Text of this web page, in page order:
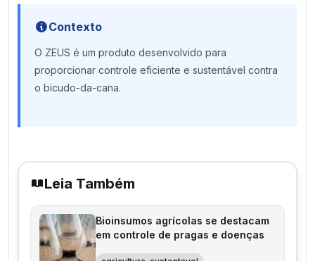
Contexto
O ZEUS é um produto desenvolvido para
proporcionar controle eficiente e sustentável contra
o bicudo-da-cana.
Leia Também
Bioinsumos agrícolas se destacam
em controle de pragas e doenças